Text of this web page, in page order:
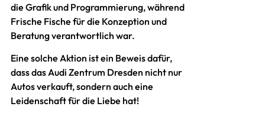
die Grafik und Programmierung, während
Frische Fische für die Konzeption und
Beratung verantwortlich war.
Eine solche Aktion ist ein Beweis dafür,
dass das Audi Zentrum Dresden nicht nur
Autos verkauft, sondern auch eine
Leidenschaft für die Liebe hat!